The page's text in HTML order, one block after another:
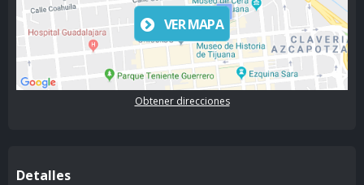
VER MAPA
Obtener direcciones
Detalles